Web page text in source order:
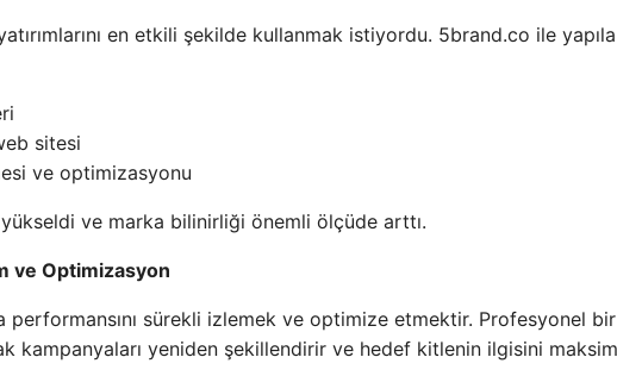
en etkili şekilde kullanmak istiyordu. 5brand.co ile
sitesi
ve optimizasyonu
ve marka bilinirliği önemli ölçüde arttı.
ve Optimizasyon
performansını sürekli izlemek ve optimize etmektir. Profesyonel bir
kampanyaları yeniden şekillendirir ve hedef kitlenin ilgisini